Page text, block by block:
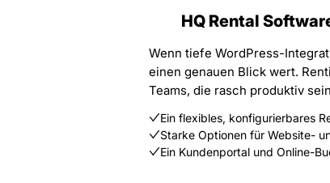
HQ Rental
Wenn tiefe WordPress-
einen genauen Blick wert.
Teams, die rasch produktiv
Ein flexibles, konfigurierbares
Starke Optionen für Website-
Ein Kundenportal und Online-